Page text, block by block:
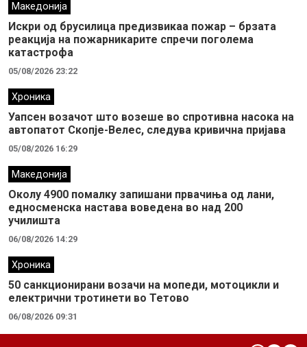
Македонија
Искри од брусилица предизвикаа пожар – брзата
реакција на пожарникарите спречи поголема
катастрофа
05/08/2026 23:22
Хроника
Уапсен возачот што возеше во спротивна насока на
автопатот Скопје-Велес, следува кривична пријава
05/08/2026 16:29
Македонија
Околу 4900 помалку запишани првачиња од лани,
едносменска настава воведена во над 200
училишта
06/08/2026 14:29
Хроника
50 санкционирани возачи на мопеди, мотоцикли и
електрични тротинети во Тетово
06/08/2026 09:31